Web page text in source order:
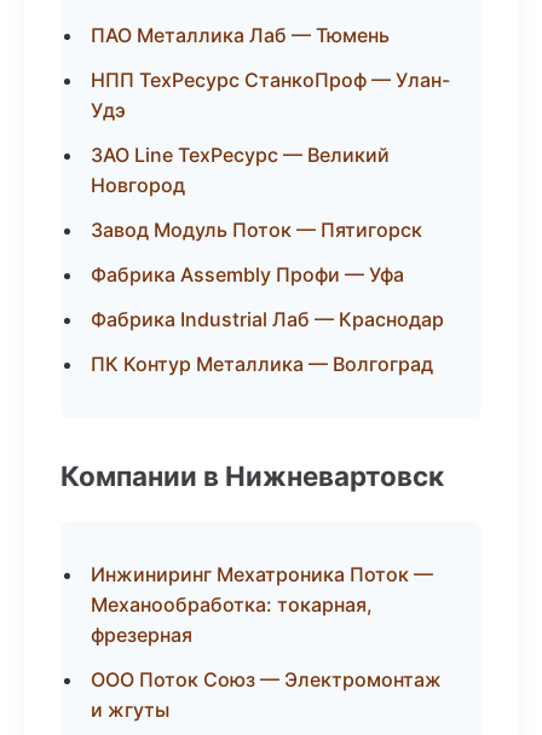
ПАО Металлика Лаб — Тюмень
НПП ТехРесурс СтанкоПроф — Улан-
Удэ
ЗАО Line ТехРесурс — Великий
Новгород
Завод Модуль Поток — Пятигорск
Фабрика Assembly Профи — Уфа
Фабрика Industrial Лаб — Краснодар
ПК Контур Металлика — Волгоград
Компании в Нижневартовск
Инжиниринг Мехатроника Поток —
Механообработка: токарная,
фрезерная
ООО Поток Союз — Электромонтаж
и жгуты